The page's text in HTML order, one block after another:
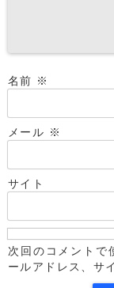
名前 ※
メール ※
サイト
次回のコメントで
ールアドレス、サ